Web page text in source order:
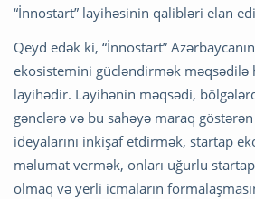
“İnnostart” layihəsinin qalibləri elan
Qeyd edək ki, “İnnostart”
ekosistemini gücləndirmək məqsədilə
layihədir. Layihənin məqsədi,
gənclərə və bu sahəyə maraq
ideyalarını inkişaf etdirmək, startap
məlumat vermək, onları uğurlu
olmaq və yerli icmaların